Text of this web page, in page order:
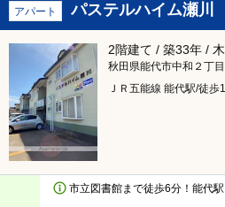
アパート パステルハイム瀬川
2階建て / 築33年 /
秋田県能代市中和２丁目
ＪＲ五能線 能代駅/徒歩
市立図書館まで徒歩6分！能代駅
物がたくさん収納できる
ルームシェア向け
リノベーション＆リフォーム
冬でも暖かい
高齢者の方も安心